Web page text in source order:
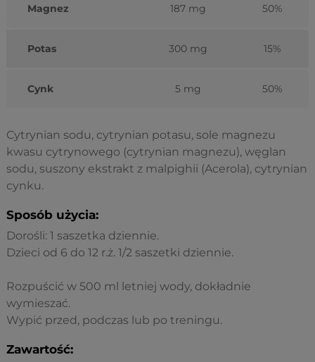
Magnez 187 mg 50%
Potas 300 mg 15%
Cynk 5 mg 50%
Cytrynian sodu, cytrynian potasu, sole magnezu
kwasu cytrynowego (cytrynian magnezu), węglan
sodu, suszony ekstrakt z malpighii (Acerola), cytrynian
cynku.
Sposób użycia:
Dorośli: 1 saszetka dziennie.
Dzieci od 6 do 12 r.ż. 1/2 saszetki dziennie.
Rozpuścić w 500 ml letniej wody, dokładnie
wymieszać.
Wypić przed, podczas lub po treningu.
Zawartość: